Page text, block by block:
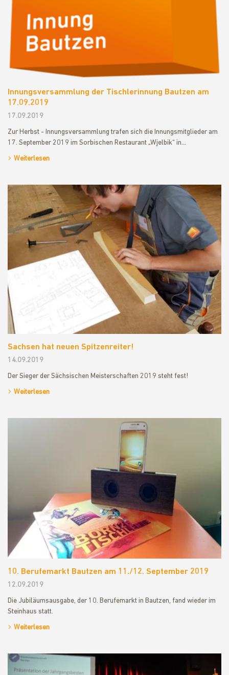
Innungsversammlung der Tischlerinnung Bautzen am
17.09.2019
17.09.2019
Zur Herbst - Innungsversammlung trafen sich die Innungsmitglieder am
17. September 2019 im Sorbischen Restaurant „Wjelbik“ in…
Weiterlesen
Sachsen hat neuen Spitzenreiter!
14.09.2019
Der Sieger der Sächsischen Meisterschaften 2019 steht fest!
Weiterlesen
10. Berufemarkt Bautzen am 11./12. September 2019
12.09.2019
Die Jubiläumsausgabe, der 10. Berufemarkt in Bautzen, fand wieder im
Steinhaus statt.
Weiterlesen